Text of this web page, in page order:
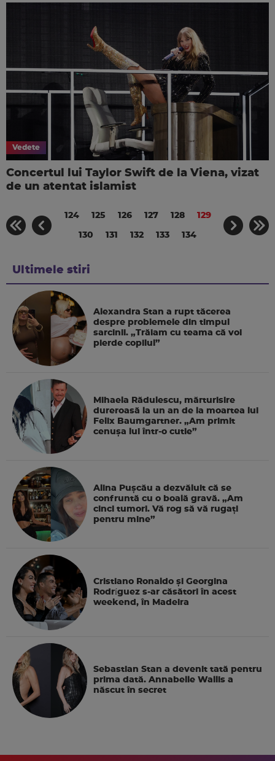
Vedete
Concertul lui Taylor Swift de la Viena, vizat
de un atentat islamist
124 125 126 127 128 129
130 131 132 133 134
Ultimele stiri
Alexandra Stan a rupt tăcerea
despre problemele din timpul
sarcinii. „Trăiam cu teama că voi
pierde copilul”
Mihaela Rădulescu, mărturisire
dureroasă la un an de la moartea lui
Felix Baumgartner. „Am primit
cenușa lui într-o cutie”
Alina Pușcău a dezvăluit că se
confruntă cu o boală gravă. „Am
cinci tumori. Vă rog să vă rugați
pentru mine”
Cristiano Ronaldo și Georgina
Rodríguez s-ar căsători în acest
weekend, în Madeira
Sebastian Stan a devenit tată pentru
prima dată. Annabelle Wallis a
născut în secret